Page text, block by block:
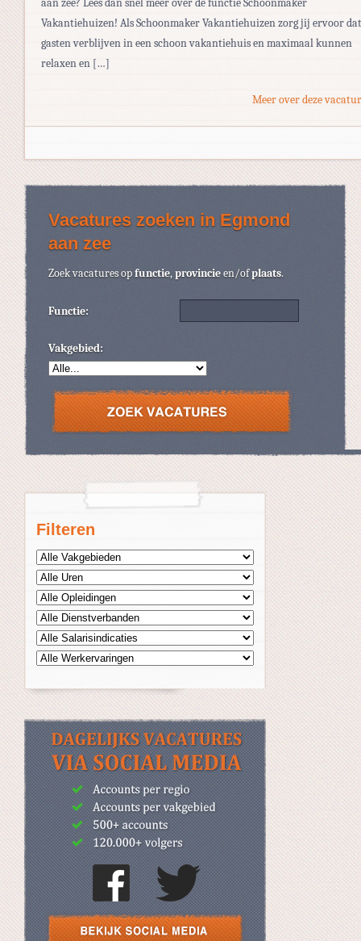
Filteren
Vakantiehuizen! Als Schoonmaker Vakantiehuizen zorg jij ervoor dat
gasten verblijven in een schoon vakantiehuis en maximaal kunnen
relaxen en […]
Meer over deze
Vacatures zoeken in Egmond
aan zee
Zoek vacatures opfunctie,provincieen/ofplaats.
Functie:
Vakgebied: